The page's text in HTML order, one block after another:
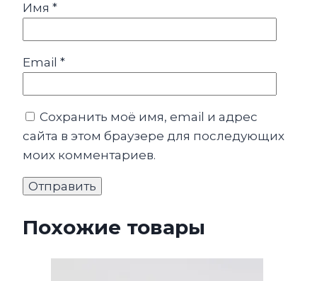
Имя *
Email *
Сохранить моё имя, email и адрес
сайта в этом браузере для последующих
моих комментариев.
Похожие товары